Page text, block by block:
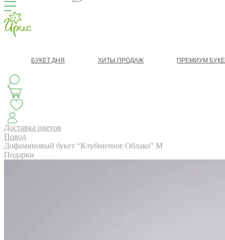
БУКЕТ ДНЯ ХИТЫ ПРОДАЖ ПРЕМИУМ
АВТОРСКИЕ БУКЕТЫ
Доставка цветов
Повод
Дофаминовый букет “Клубничное Облако” M
Подарки